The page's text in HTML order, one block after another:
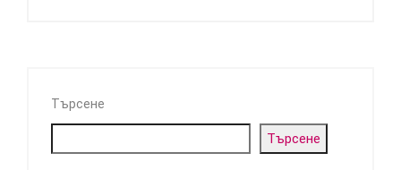
Търсене
Търсене